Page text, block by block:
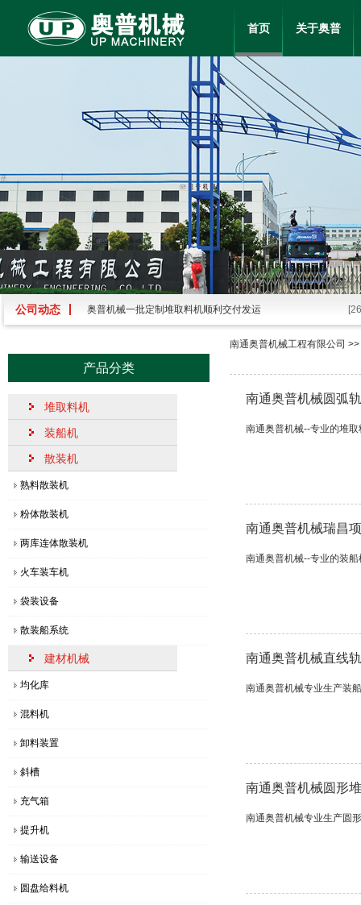
首页 关于奥普
公司动态
奥普机械一批定制堆取料机顺利交付发运
【划重点】回转堆料机的原理作用与操作要点
奥普机械：一批堆取料机发货了！
什么是侧式刮板取料机，日常​维护检修规程
圆弧轨道式装船机的结构功能及的优势特点
移动式装船机的四大特点​与用途
【每日分享】熟料散装机的结构组成及操作使用流程
直线轨道装船机的性能特点解读，超实用！
【划重点】回转堆料机的原理作用与操作要点
【每日分享】熟料散装机的结构组成及操作使用流程
南通奥普机械工程有限公司 >>
南通奥普机械圆弧
南通奥普机械--专业的堆
南通奥普机械瑞昌
南通奥普机械--专业的装
南通奥普机械直线
南通奥普机械专业生产装
南通奥普机械圆形
南通奥普机械专业生产圆
产品分类
堆取料机
装船机
散装机
熟料散装机
粉体散装机
两库连体散装机
火车装车机
袋装设备
散装船系统
建材机械
均化库
混料机
卸料装置
斜槽
充气箱
提升机
输送设备
圆盘给料机